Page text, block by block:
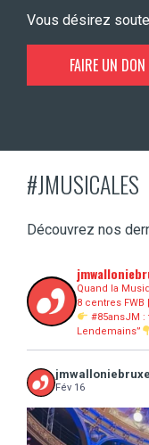
Vous désirez
FAIRE UN DON
#JMUSICALES
Découvrez nos
Quand la
8 centres
#85ansJM :
Lendemains”
Fév 16